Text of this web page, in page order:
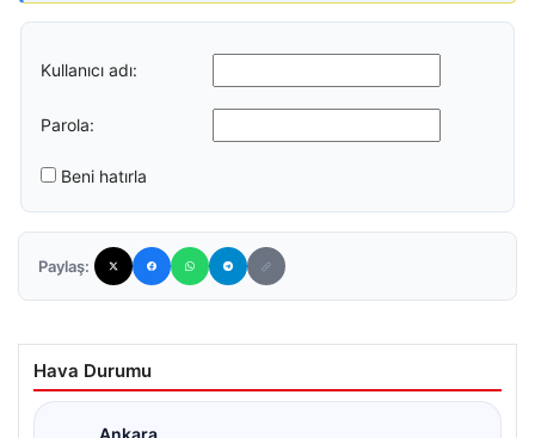
Kullanıcı adı:
Parola:
Beni hatırla
Paylaş:
Hava Durumu
Ankara